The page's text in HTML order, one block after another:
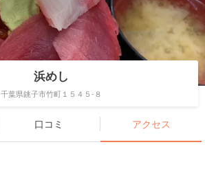
浜めし
千葉県銚子市竹町１５４５-８
口コミ アクセス